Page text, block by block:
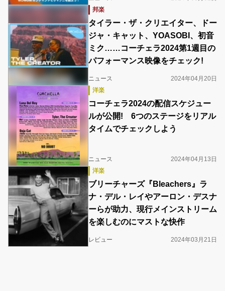
邦楽
タイラー・ザ・クリエイター、ドー
ジャ・キャット、YOASOBI、初音
ミク……コーチェラ2024第1週目の
パフォーマンス映像をチェック!
ニュース
2024年04月20日
洋楽
コーチェラ2024の配信スケジュー
ルが公開! 6つのステージをリアル
タイムでチェックしよう
ニュース
2024年04月13日
洋楽
ブリーチャーズ『Bleachers』ラ
ナ・デル・レイやアーロン・デスナ
ーらが助力、現行メインストリーム
を楽しむのにマストな快作
レビュー 2024年03月21日